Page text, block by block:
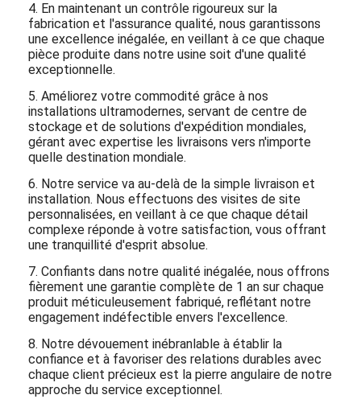
4. En maintenant un contrôle rigoureux sur la
fabrication et l'assurance qualité, nous garantissons
une excellence inégalée, en veillant à ce que chaque
pièce produite dans notre usine soit d'une qualité
exceptionnelle.
5. Améliorez votre commodité grâce à nos
installations ultramodernes, servant de centre de
stockage et de solutions d'expédition mondiales,
gérant avec expertise les livraisons vers n'importe
quelle destination mondiale.
6. Notre service va au-delà de la simple livraison et
installation. Nous effectuons des visites de site
personnalisées, en veillant à ce que chaque détail
complexe réponde à votre satisfaction, vous offrant
une tranquillité d'esprit absolue.
7. Confiants dans notre qualité inégalée, nous offrons
fièrement une garantie complète de 1 an sur chaque
produit méticuleusement fabriqué, reflétant notre
engagement indéfectible envers l'excellence.
8. Notre dévouement inébranlable à établir la
confiance et à favoriser des relations durables avec
chaque client précieux est la pierre angulaire de notre
approche du service exceptionnel.